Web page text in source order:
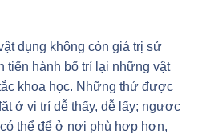
dụng không còn giá trị sử
tiến hành bố trí lại những vật
khoa học. Những thứ được
ở vị trí dễ thấy, dễ lấy; ngược
thể để ở nơi phù hợp hơn,